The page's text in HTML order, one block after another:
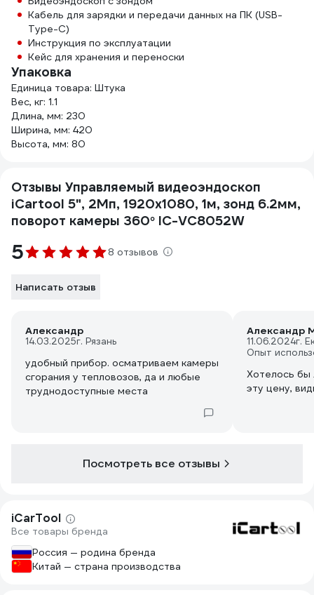
Кабель для зарядки и передачи данных на ПК (USB-
Type-C)
Инструкция по эксплуатации
Кейс для хранения и переноски
Упаковка
Единица товара: Штука
Вес, кг: 1.1
Длина, мм: 230
Ширина, мм: 420
Высота, мм: 80
Отзывы Управляемый видеоэндоскоп
iCartool 5", 2Мп, 1920x1080, 1м, зонд 6.2мм,
поворот камеры 360° IC-VC8052W
5 8 отзывов
Написать отзыв
Александр
14.03.2025г. Рязань
удобный прибор. осматриваем камеры
сгорания у тепловозов, да и любые
труднодоступные места
Александр
11.06.2024г.
Опыт
Хотелось бы
эту цену,
Посмотреть все отзывы
iCarTool
Все товары бренда
Россия — родина бренда
Китай — страна производства